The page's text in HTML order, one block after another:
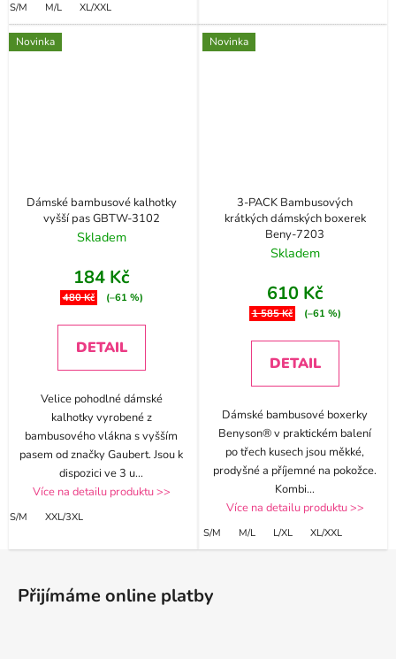
S/M M/L XL/XXL
Novinka
Dámské bambusové kalhotky
vyšší pas GBTW-3102
Skladem
184 Kč
480 Kč (–61 %)
DETAIL
Velice pohodlné dámské
kalhotky vyrobené z
bambusového vlákna s vyšším
pasem od značky Gaubert. Jsou k
dispozici ve 3 u...
Více na detailu produktu >>
S/M XXL/3XL
Novinka
3-PACK Bambusových
krátkých dámských boxerek
Beny-7203
Skladem
610 Kč
1 585 Kč (–61 %)
DETAIL
Dámské bambusové boxerky
Benyson® v praktickém balení
po třech kusech jsou měkké,
prodyšné a příjemné na pokožce.
Kombi...
Více na detailu produktu >>
S/M M/L L/XL XL/XXL
Z
Přijímáme online platby